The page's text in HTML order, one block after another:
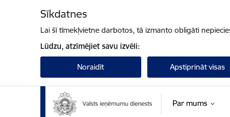
Sīkdatnes
Lai šī tīmekļvietne darbotos, tā izmanto obligāti
Lūdzu, atzīmējiet savu izvēli:
Noraidīt Apstiprināt visas
Par mums